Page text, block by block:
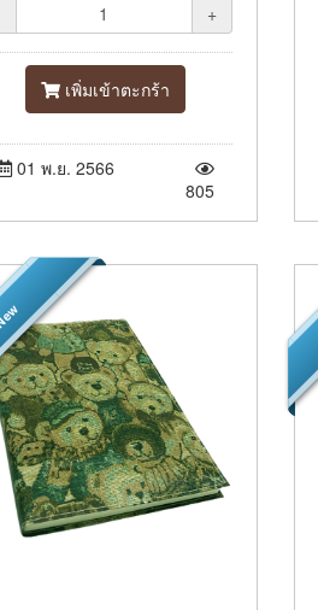
+
เพิ่มเข้าตะกร้า
01 พ.ย. 2566
805